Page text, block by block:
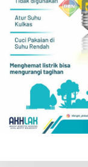
Berita Utama
NU Minta
Orang Gila